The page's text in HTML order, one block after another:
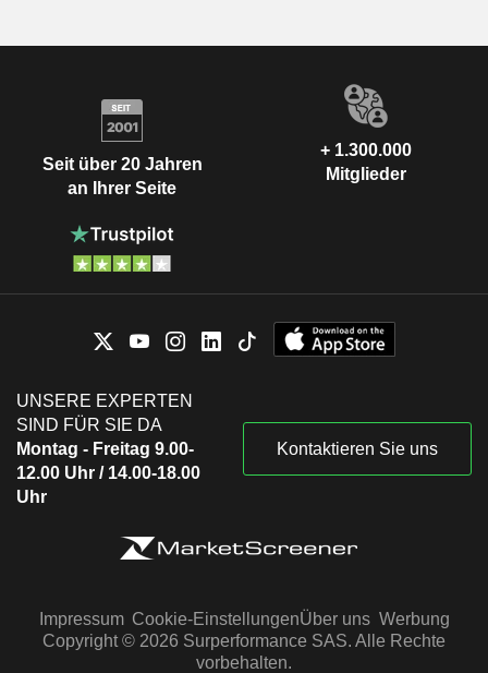
Seit über 20 Jahren
an Ihrer Seite
+ 1.300.000
Mitglieder
UNSERE EXPERTEN
SIND FÜR SIE DA
Montag - Freitag 9.00-
12.00 Uhr / 14.00-18.00
Uhr
Kontaktieren Sie uns
Impressum Cookie-EinstellungenÜber uns Werbung
Copyright © 2026 Surperformance SAS. Alle Rechte
vorbehalten.